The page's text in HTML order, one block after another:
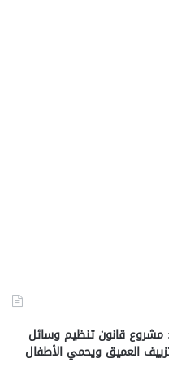
قانون تنظيم وسائل
العميق ويحمي الأطفال